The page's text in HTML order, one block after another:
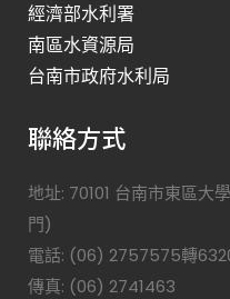
經濟部水利署
南區水資源局
台南市政府水利局
聯絡方式
地址: 70101 台南市東區大
門)
電話: (06) 2757575轉
傳真: (06) 2741463